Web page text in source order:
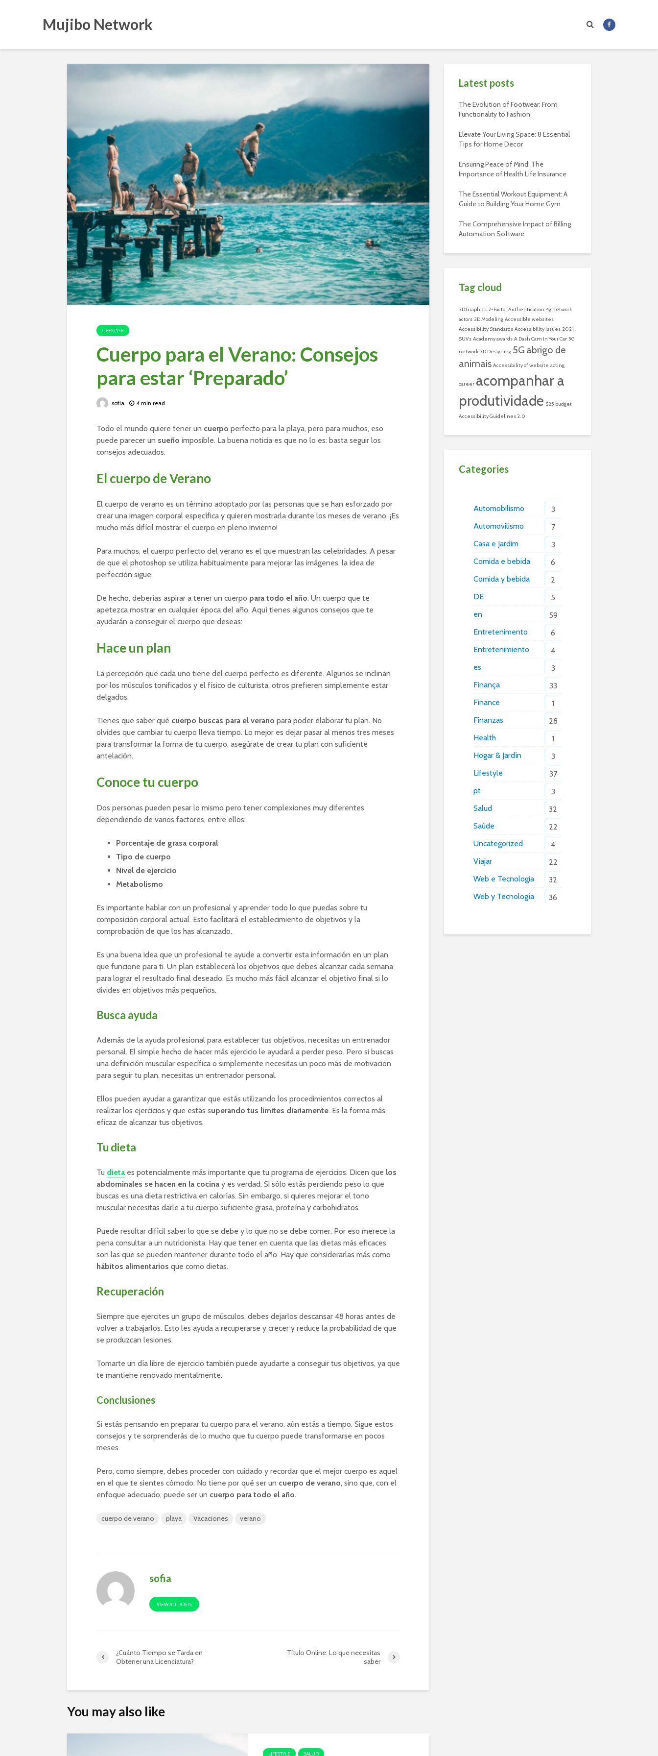
Mujibo Network
LIFESTYLE
Cuerpo para el Verano: Consejos
para estar ‘Preparado’
sofia 4 min read
Todo el mundo quiere tener un cuerpo perfecto para la playa, pero para muchos, eso
puede parecer un sueño imposible. La buena noticia es que no lo es: basta seguir los
consejos adecuados.
El cuerpo de Verano
El cuerpo de verano es un término adoptado por las personas que se han esforzado por
crear una imagen corporal específica y quieren mostrarla durante los meses de verano. ¡Es
mucho más difícil mostrar el cuerpo en pleno invierno!
Para muchos, el cuerpo perfecto del verano es el que muestran las celebridades. A pesar
de que el photoshop se utiliza habitualmente para mejorar las imágenes, la idea de
perfección sigue.
De hecho, deberías aspirar a tener un cuerpo para todo el año. Un cuerpo que te
apetezca mostrar en cualquier época del año. Aquí tienes algunos consejos que te
ayudarán a conseguir el cuerpo que deseas:
Hace un plan
La percepción que cada uno tiene del cuerpo perfecto es diferente. Algunos se inclinan
por los músculos tonificados y el físico de culturista, otros prefieren simplemente estar
delgados.
Tienes que saber qué cuerpo buscas para el verano para poder elaborar tu plan. No
olvides que cambiar tu cuerpo lleva tiempo. Lo mejor es dejar pasar al menos tres meses
para transformar la forma de tu cuerpo, asegúrate de crear tu plan con suficiente
antelación.
Conoce tu cuerpo
Dos personas pueden pesar lo mismo pero tener complexiones muy diferentes
dependiendo de varios factores, entre ellos:
Porcentaje de grasa corporal
Tipo de cuerpo
Nivel de ejercicio
Metabolismo
Es importante hablar con un profesional y aprender todo lo que puedas sobre tu
composición corporal actual. Esto facilitará el establecimiento de objetivos y la
comprobación de que los has alcanzado.
Es una buena idea que un profesional te ayude a convertir esta información en un plan
que funcione para ti. Un plan establecerá los objetivos que debes alcanzar cada semana
para lograr el resultado final deseado. Es mucho más fácil alcanzar el objetivo final si lo
divides en objetivos más pequeños.
Busca ayuda
Además de la ayuda profesional para establecer tus objetivos, necesitas un entrenador
personal. El simple hecho de hacer más ejercicio le ayudará a perder peso. Pero si buscas
una definición muscular específica o simplemente necesitas un poco más de motivación
para seguir tu plan, necesitas un entrenador personal.
Ellos pueden ayudar a garantizar que estás utilizando los procedimientos correctos al
realizar los ejercicios y que estás superando tus límites diariamente. Es la forma más
eficaz de alcanzar tus objetivos.
Tu dieta
Tu dieta es potencialmente más importante que tu programa de ejercicios. Dicen que los
abdominales se hacen en la cocina y es verdad. Si sólo estás perdiendo peso lo que
buscas es una dieta restrictiva en calorías. Sin embargo, si quieres mejorar el tono
muscular necesitas darle a tu cuerpo suficiente grasa, proteína y carbohidratos.
Puede resultar difícil saber lo que se debe y lo que no se debe comer. Por eso merece la
pena consultar a un nutricionista. Hay que tener en cuenta que las dietas más eficaces
son las que se pueden mantener durante todo el año. Hay que considerarlas más como
hábitos alimentarios que como dietas.
Recuperación
Siempre que ejercites un grupo de músculos, debes dejarlos descansar 48 horas antes de
volver a trabajarlos. Esto les ayuda a recuperarse y crecer y reduce la probabilidad de que
se produzcan lesiones.
Tomarte un día libre de ejercicio también puede ayudarte a conseguir tus objetivos, ya que
te mantiene renovado mentalmente.
Conclusiones
Si estás pensando en preparar tu cuerpo para el verano, aún estás a tiempo. Sigue estos
consejos y te sorprenderás de lo mucho que tu cuerpo puede transformarse en pocos
meses.
Pero, como siempre, debes proceder con cuidado y recordar que el mejor cuerpo es aquel
en el que te sientes cómodo. No tiene por qué ser un cuerpo de verano, sino que, con el
enfoque adecuado, puede ser un cuerpo para todo el año.
cuerpo de verano playa Vacaciones verano
sofia
VIEW ALL POSTS
¿Cuánto Tiempo se Tarda en
Obtener una Licenciatura?
Título Online: Lo que necesitas
saber
You may also like
LIFESTYLE SALUD
Latest posts
The Evolution of Footwear: From
Functionality to Fashion
Elevate Your Living Space: 8 Essential
Tips for Home Decor
Ensuring Peace of Mind: The
Importance of Health Life Insurance
The Essential Workout Equipment: A
Guide to Building Your Home Gym
The Comprehensive Impact of Billing
Automation Software
Tag cloud
3D Graphics 2-Factor Authentication 4g network
actors 3D Modeling Accessible websites
Accessibility Standards Accessibility issues 2021
SUVs Academy awards A Dash Cam In Your Car 5G
network 3D Designing 5G abrigo de
animais Accessibility of website acting
career acompanhar a
produtividade $25 budget
Accessibility Guidelines 2.0
Categories
Automobilismo
3
Automovilismo
7
Casa e Jardim
3
Comida e bebida
6
Comida y bebida
2
DE
5
en
59
Entretenimento
6
Entretenimiento
4
es
3
Finança
33
Finance
1
Finanzas
28
Health
1
Hogar & Jardín
3
Lifestyle
37
pt
3
Salud
32
Saúde
22
Uncategorized
4
Viajar
22
Web e Tecnologia
32
Web y Tecnología
36